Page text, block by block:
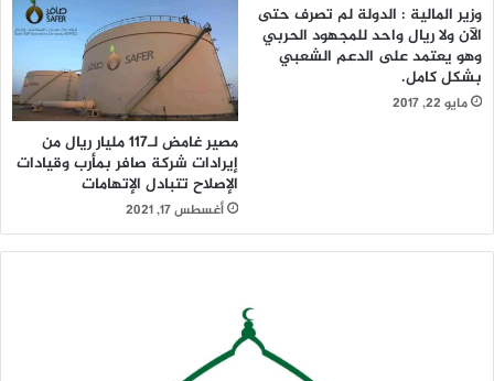
وزير المالية : الدولة لم تصرف حتى
الآن ولا ريال واحد للمجهود الحربي
وهو يعتمد على الدعم الشعبي
بشكل كامل.
مايو 22, 2017
مصير غامض لـ117 مليار ريال من
إيرادات شركة صافر بمأرب وقيادات
الإصلاح تتبادل الإتهامات
أغسطس 17, 2021